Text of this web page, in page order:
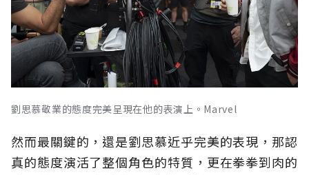
劉思慕敬業的態度完美呈現在他的表演上。Marvel
然而最關鍵的，還是劉思慕近乎完美的表現，那認
真的態度演活了整個角色的特質，更在拳拳到肉的